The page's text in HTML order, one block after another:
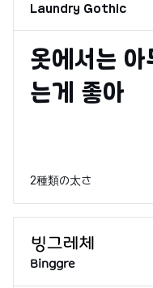
Laundry Gothic
2種類の太さ
Binggre